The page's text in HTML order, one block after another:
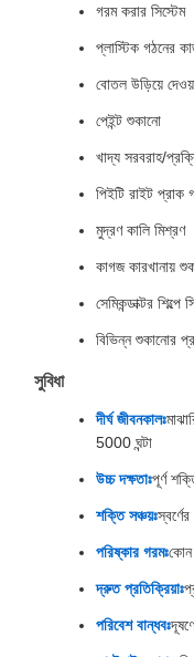
গরম করার সিস্টেম
প্লাস্টিক গঠনের
বোতল উড়িয়ে
পেইন্ট শুকানো
খাদ্য সরবরাহ/
পিইটি রাইট প্রাক
মুদ্রণ কালি মিশ্রণ
কাগজ কারখানায়
সেমিকন্ডাক্টর
বিভিন্ন শুকানোর
সুবিধা
দীর্ঘ জীবনকালঃ
5000 ঘন্টা
উচ্চ দক্ষতাঃপূর্ণ
শক্তি সঞ্চয়ঃ
পরিষ্কার গরমঃকোন
দ্রুত প্রতিক্রিয়াঃ
পরিবেশ বান্ধবঃ